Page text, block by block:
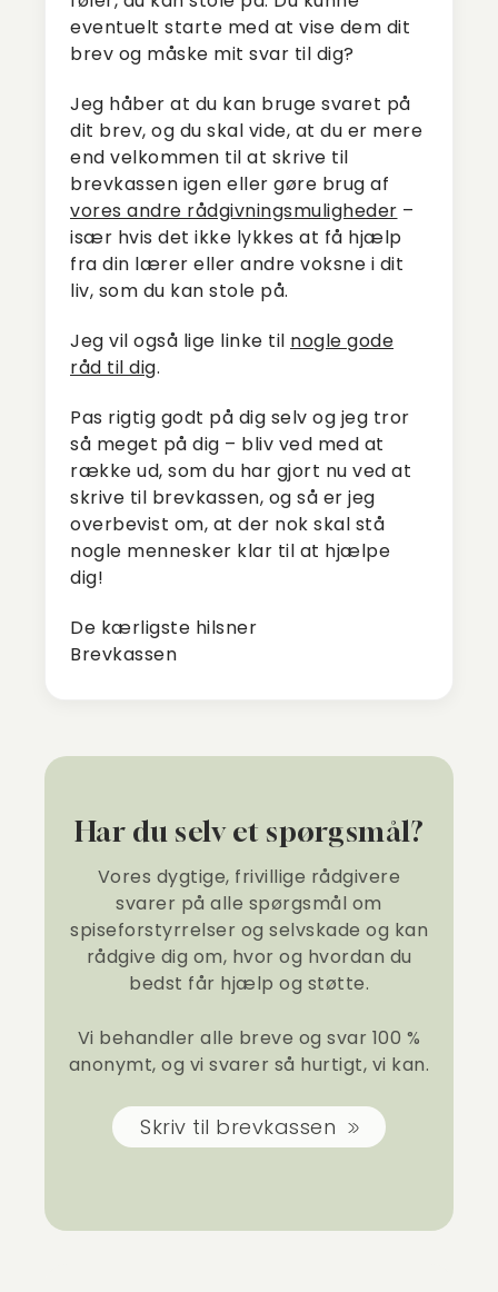
eventuelt starte med at vise dem dit
brev og måske mit svar til dig?
Jeg håber at du kan bruge svaret på
dit brev, og du skal vide, at du er mere
end velkommen til at skrive til
brevkassen igen eller gøre brug af
vores andre rådgivningsmuligheder –
især hvis det ikke lykkes at få hjælp
fra din lærer eller andre voksne i dit
liv, som du kan stole på.
Jeg vil også lige linke til nogle gode
råd til dig.
Pas rigtig godt på dig selv og jeg tror
så meget på dig – bliv ved med at
række ud, som du har gjort nu ved at
skrive til brevkassen, og så er jeg
overbevist om, at der nok skal stå
nogle mennesker klar til at hjælpe
dig!
De kærligste hilsner
Brevkassen
Har du selv et spørgsmål?
Vores dygtige, frivillige rådgivere
svarer på alle spørgsmål om
spiseforstyrrelser og selvskade og kan
rådgive dig om, hvor og hvordan du
bedst får hjælp og støtte.
Vi behandler alle breve og svar 100 %
anonymt, og vi svarer så hurtigt, vi kan.
Skriv til brevkassen